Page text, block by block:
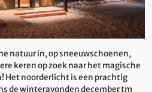
natuur in, op sneeuwschoenen,
keren op zoek naar het magische
Het noorderlicht is een prachtig
de winteravonden december tm